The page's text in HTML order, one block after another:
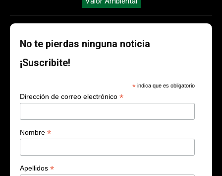
No te pierdas ninguna noticia
¡Suscribite!
* indica que es obligatorio
Dirección de correo electrónico *
Nombre *
Apellidos *